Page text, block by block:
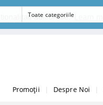
aditionale.
Promoții Despre Noi